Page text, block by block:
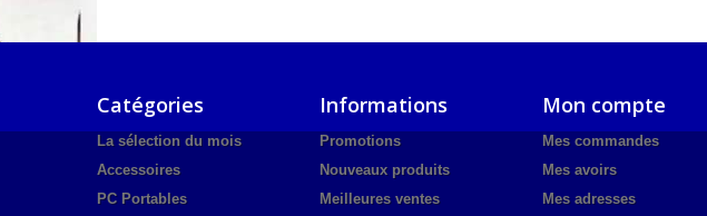
Catégories
La sélection du mois
Accessoires
PC Portables
Informations
Promotions
Nouveaux produits
Meilleures ventes
Mon compte
Mes commandes
Mes avoirs
Mes adresses